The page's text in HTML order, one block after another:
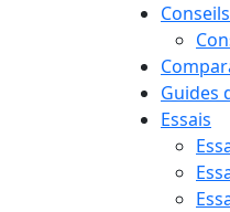
Guides
Essais